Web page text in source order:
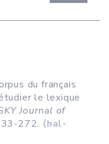
du français
le lexique
Journal of
272. ⟨hal-